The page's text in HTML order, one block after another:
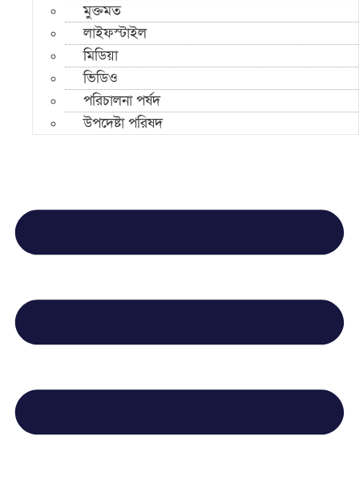
মুক্তমত
লাইফস্টাইল
মিডিয়া
ভিডিও
পরিচালনা পর্ষদ
উপদেষ্টা পরিষদ